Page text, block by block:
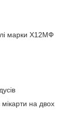
марки Х12МФ
на двох